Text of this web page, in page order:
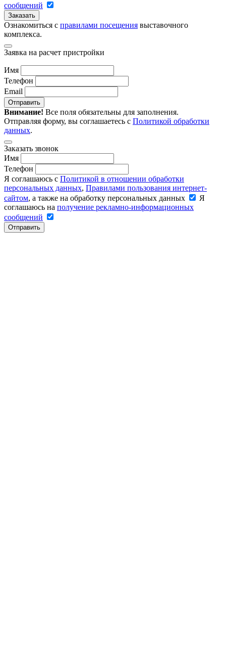
сообщений
Заказать
Ознакомиться с правилами посещения выставочного
комплекса.
Заявка на расчет пристройки
Имя
Телефон
Email
Отправить
Внимание! Все поля обязательны для заполнения.
Отправляя форму, вы соглашаетесь с Политикой обработки
данных.
Заказать звонок
Имя
Телефон
Я соглашаюсь с Политикой в отношении обработки
персональных данных, Правилами пользования интернет-
сайтом, а также на обработку персональных данных
Я
соглашаюсь на получение рекламно-информационных
сообщений
Отправить